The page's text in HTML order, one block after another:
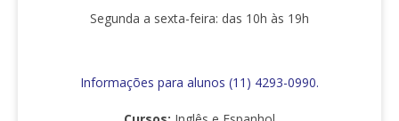
Segunda a sexta-feira: das 10h às 19h
Informações para alunos (11) 4293-0990.